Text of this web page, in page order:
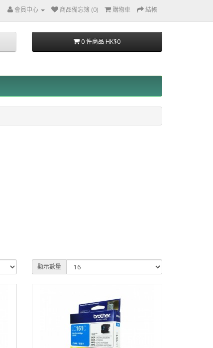
會員中心 商品備忘簿 (0) 購物車 結帳
0 件商品 HK$0
顯示數量